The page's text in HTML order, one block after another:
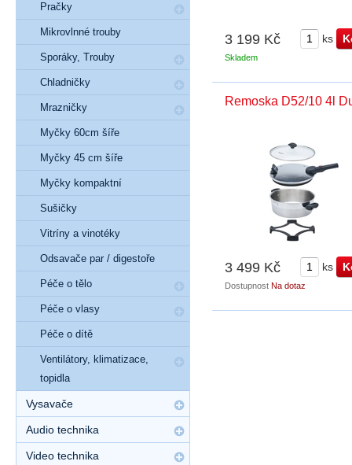
3 199 Kč ks
Skladem
Remoska D52/10 4l
3 499 Kč ks
Dostupnost Na dotaz
Pračky
Mikrovlnné trouby
Sporáky, Trouby
Chladničky
Mrazničky
Myčky 60cm šíře
Myčky 45 cm šíře
Myčky kompaktní
Sušičky
Vitríny a vinotéky
Odsavače par / digestoře
Péče o tělo
Péče o vlasy
Péče o dítě
Ventilátory, klimatizace,
topidla
Vysavače
Audio technika
Video technika